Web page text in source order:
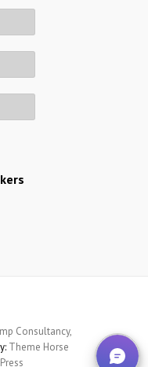
Consultancy,
Theme Horse